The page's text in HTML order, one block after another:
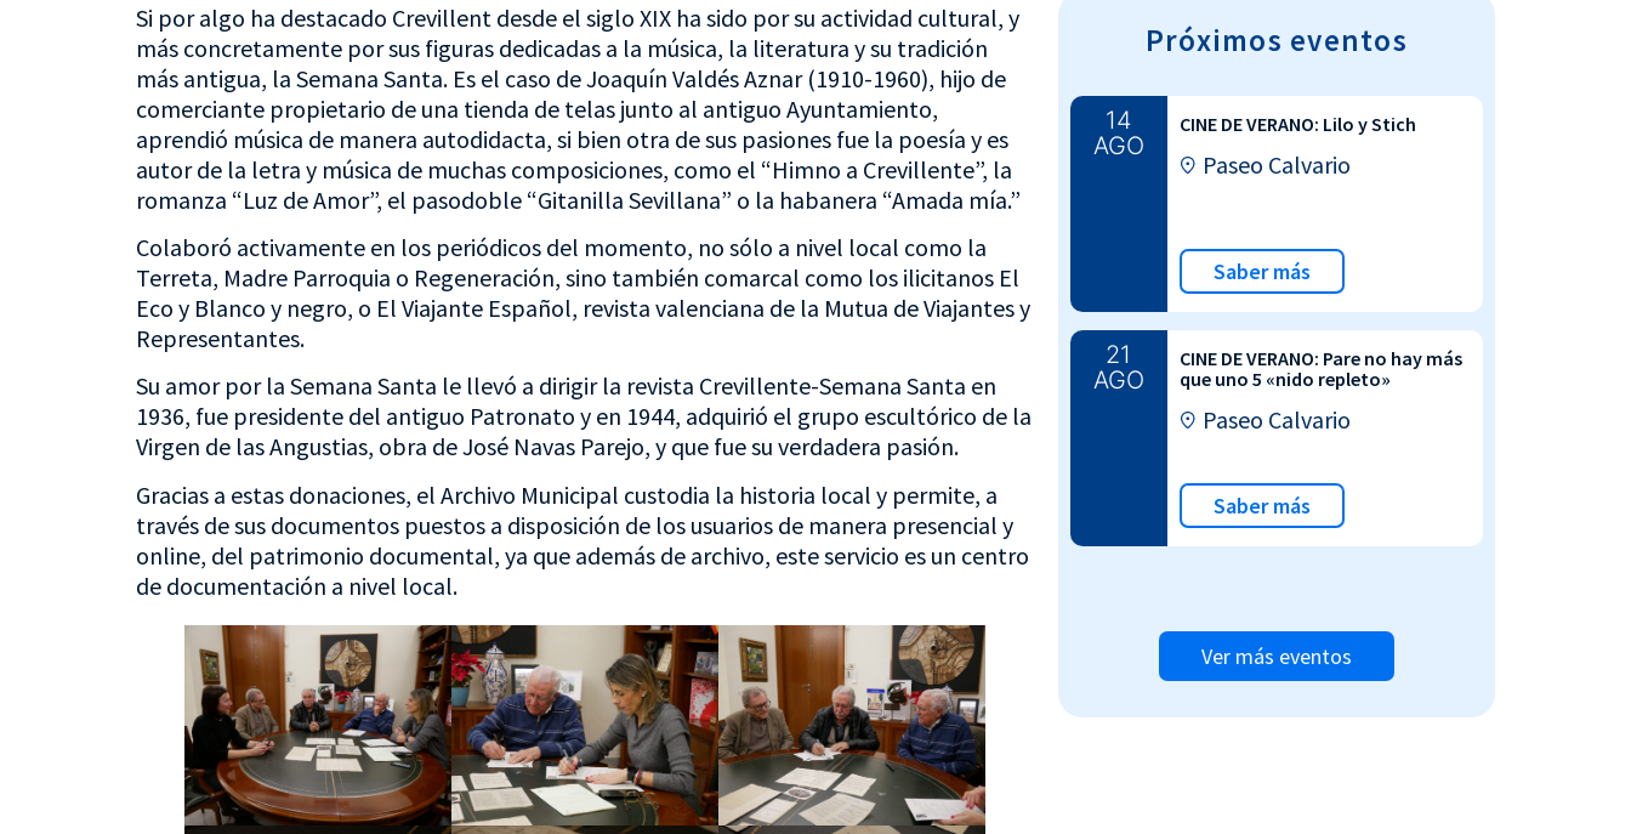
Si por algo ha destacado Crevillent desde el siglo XIX ha sido por su actividad cultural, y
más concretamente por sus figuras dedicadas a la música, la literatura y su tradición
más antigua, la Semana Santa. Es el caso de Joaquín Valdés Aznar (1910-1960), hijo de
comerciante propietario de una tienda de telas junto al antiguo Ayuntamiento,
aprendió música de manera autodidacta, si bien otra de sus pasiones fue la poesía y es
autor de la letra y música de muchas composiciones, como el “Himno a Crevillente”, la
romanza “Luz de Amor”, el pasodoble “Gitanilla Sevillana” o la habanera “Amada mía.”
Colaboró activamente en los periódicos del momento, no sólo a nivel local como la
Terreta, Madre Parroquia o Regeneración, sino también comarcal como los ilicitanos El
Eco y Blanco y negro, o El Viajante Español, revista valenciana de la Mutua de Viajantes y
Representantes.
Su amor por la Semana Santa le llevó a dirigir la revista Crevillente-Semana Santa en
1936, fue presidente del antiguo Patronato y en 1944, adquirió el grupo escultórico de la
Virgen de las Angustias, obra de José Navas Parejo, y que fue su verdadera pasión.
Gracias a estas donaciones, el Archivo Municipal custodia la historia local y permite, a
través de sus documentos puestos a disposición de los usuarios de manera presencial y
online, del patrimonio documental, ya que además de archivo, este servicio es un centro
de documentación a nivel local.
Próximos eventos
14
AGO
CINE DE VERANO: Lilo y Stich
Paseo Calvario
Saber más
21
AGO
CINE DE VERANO: Pare no hay más
que uno 5 «nido repleto»
Paseo Calvario
Saber más
Ver más eventos